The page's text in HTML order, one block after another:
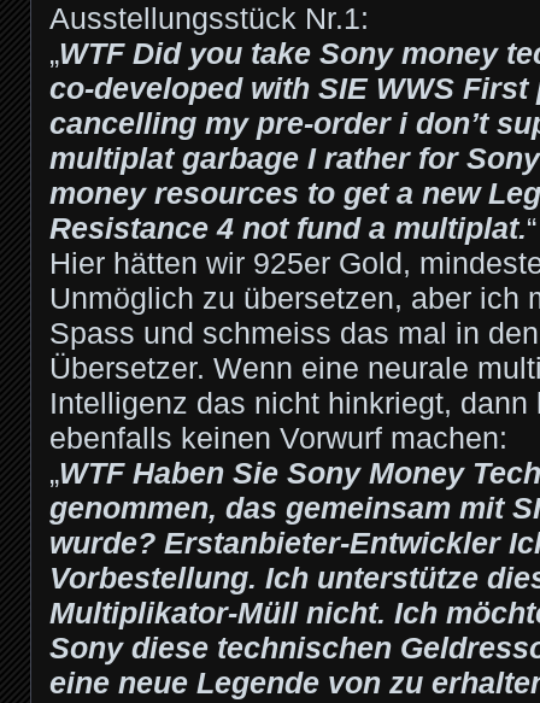
Ausstellungsstück Nr.1:
„WTF Did you take Sony money
co-developed with SIE WWS First
cancelling my pre-order i don’t
multiplat garbage I rather for
money resources to get a new
Resistance 4 not fund a multiplat.“
Hier hätten wir 925er Gold,
Unmöglich zu übersetzen, aber ich
Spass und schmeiss das mal in
Übersetzer. Wenn eine neurale
Intelligenz das nicht hinkriegt, dann
ebenfalls keinen Vorwurf machen:
„WTF Haben Sie Sony Money
genommen, das gemeinsam mit
wurde? Erstanbieter-Entwickler
Vorbestellung. Ich unterstütze
Multiplikator-Müll nicht. Ich
Sony diese technischen
eine neue Legende von zu